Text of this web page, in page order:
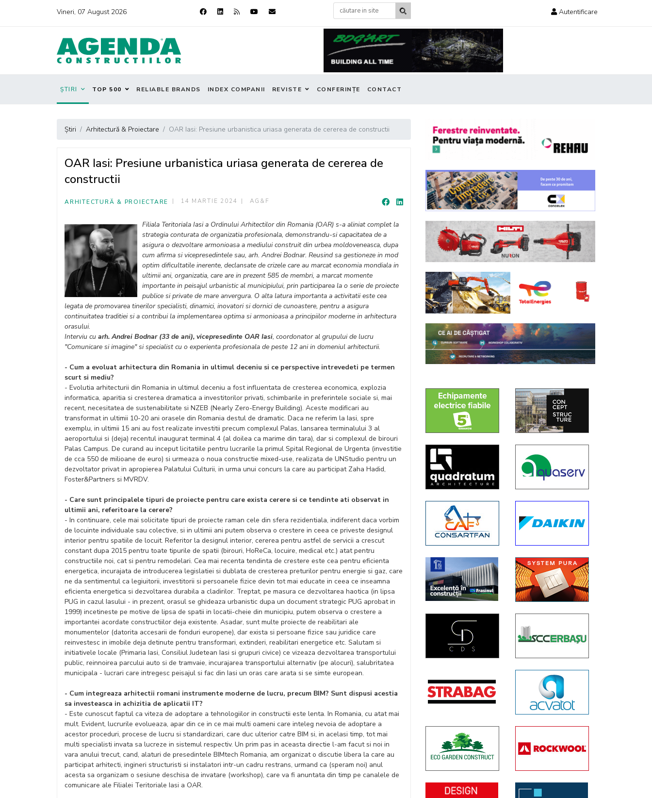
Vineri, 07 August 2026 Autentificare
ȘTIRI TOP 500 RELIABLE BRANDS INDEX COMPANII REVISTE CONFERINȚE CONTACT
Știri Arhitectură & Proiectare OAR Iasi: Presiune urbanistica uriasa generata de cererea de constructii
OAR Iasi: Presiune urbanistica uriasa generata de cererea de
constructii
ARHITECTURĂ & PROIECTARE 14 MARTIE 2024 AG&F
Filiala Teritoriala Iasi a Ordinului Arhitectilor din Romania (OAR) s-a aliniat complet la
strategia conturata de organizatia profesionala, demonstrandu-si capacitatea de a
asigura o dezvoltare armonioasa a mediului construit din urbea moldoveneasca, dupa
cum afirma si vicepresedintele sau, arh. Andrei Bodnar. Reusind sa gestioneze in mod
optim dificultatile inerente, declansate de crizele care au marcat economia mondiala in
ultimii ani, organizatia, care are in prezent 585 de membri, a marcat momente
importante in peisajul urbanistic al municipiului, prin participarea la o serie de proiecte
publice si private de mare anvergura. O alta latura importanta a activitatii este cea
legata de promovarea tinerilor specialisti, dinamici, inovatori si dornici de cunoastere, pentru a asigura
continuitatea traditiei si a contribui la implementarea optima si armonioasa a principiilor moderne in arhitectura
orasului.
Interviu cu arh. Andrei Bodnar (33 de ani), vicepresedinte OAR Iasi, coordonator al grupului de lucru
"Comunicare si imagine" si specialist cu o experienta profesionala de peste 12 ani in domeniul arhitecturii.
- Cum a evoluat arhitectura din Romania in ultimul deceniu si ce perspective intrevedeti pe termen
scurt si mediu?
- Evolutia arhitecturii din Romania in ultimul deceniu a fost influentata de cresterea economica, explozia
informatica, aparitia si cresterea dramatica a investitorilor privati, schimbarile in preferintele sociale si, mai
recent, necesitatea de sustenabilitate si NZEB (Nearly Zero-Energy Building). Aceste modificari au
transformat in ultimii 10-20 ani orasele din Romania destul de dramatic. Daca ne referim la Iasi, spre
exemplu, in ultimii 15 ani au fost realizate investitii precum complexul Palas, lansarea terminalului 3 al
aeroportului si (deja) recentul inaugurat terminal 4 (al doilea ca marime din tara), dar si complexul de birouri
Palas Campus. De curand au inceput licitatiile pentru lucrarile la primul Spital Regional de Urgenta (investitie
de cca 550 de milioane de euro) si urmeaza o noua constructie mixed-use, realizata de UNStudio pentru un
dezvoltator privat in apropierea Palatului Culturii, in urma unui concurs la care au participat Zaha Hadid,
Foster&Partners si MVRDV.
- Care sunt principalele tipuri de proiecte pentru care exista cerere si ce tendinte ati observat in
ultimii ani, referitoare la cerere?
- In continuare, cele mai solicitate tipuri de proiecte raman cele din sfera rezidentiala, indiferent daca vorbim
de locuinte individuale sau colective, si in ultimii ani putem observa o crestere in ceea ce priveste designul
interior pentru spatiile de locuit. Referitor la designul interior, cererea pentru astfel de servicii a crescut
constant dupa 2015 pentru toate tipurile de spatii (birouri, HoReCa, locuire, medical etc.) atat pentru
constructiile noi, cat si pentru remodelari. Cea mai recenta tendinta de crestere este cea pentru eficienta
energetica, incurajata de introducerea legislatiei si dublata de cresterea preturilor pentru energie si gaz, care
ne da sentimentul ca legiuitorii, investitorii si persoanele fizice devin tot mai educate in ceea ce inseamna
eficienta energetica si dezvoltarea durabila a cladirilor. Treptat, pe masura ce dezvoltarea haotica (in lipsa
PUG in cazul Iasului - in prezent, orasul se ghideaza urbanistic dupa un document strategic PUG aprobat in
1999) incetineste pe motive de lipsa de spatii in locatii-cheie din municipiu, putem observa o crestere a
importantei acordate constructiilor deja existente. Asadar, sunt multe proiecte de reabilitari ale
monumentelor (datorita accesarii de fonduri europene), dar exista si persoane fizice sau juridice care
reinvestesc in imobile deja detinute pentru transformari, extinderi, reabilitari energetice etc. Salutam si
initiativele locale (Primaria Iasi, Consiliul Judetean Iasi si grupuri civice) ce vizeaza dezvoltarea transportului
public, reinnoirea parcului auto si de tramvaie, incurajarea transportului alternativ (pe alocuri), salubritatea
municipala - lucrari care intregesc peisajul si fac din Iasi un oras care arata si se simte european.
- Cum integreaza arhitectii romani instrumente moderne de lucru, precum BIM? Sunt dispusi acestia
sa investeasca in achizitia de aplicatii IT?
- Este cunoscut faptul ca viteza de adoptare a tehnologiilor in constructii este lenta. In Romania, cu atat mai
mult. Evident, lucrurile evolueaza, apar din ce in ce mai multi oameni care inteleg nevoia de adoptare a
acestor proceduri, procese de lucru si standardizari, care duc ulterior catre BIM si, in acelasi timp, tot mai
multi specialisti invata sa lucreze in sistemul respectiv. Un prim pas in aceasta directie l-am facut si noi in
vara anului trecut, cand, alaturi de presedintele BIMtech Romania, am organizat o discutie libera la care au
participat arhitecti, ingineri structuristi si instalatori intr-un cadru restrans, urmand ca (speram noi) anul
acesta sa organizam o sesiune deschisa de invatare (workshop), care va fi anuntata din timp pe canalele de
comunicare ale Filialei Teritoriale Iasi a OAR.